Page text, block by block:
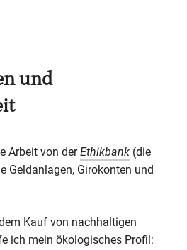
und
Arbeit von derEthikbank (die
Geldanlagen, Girokonten und
Kauf von nachhaltigen
ich mein ökologisches Profil: